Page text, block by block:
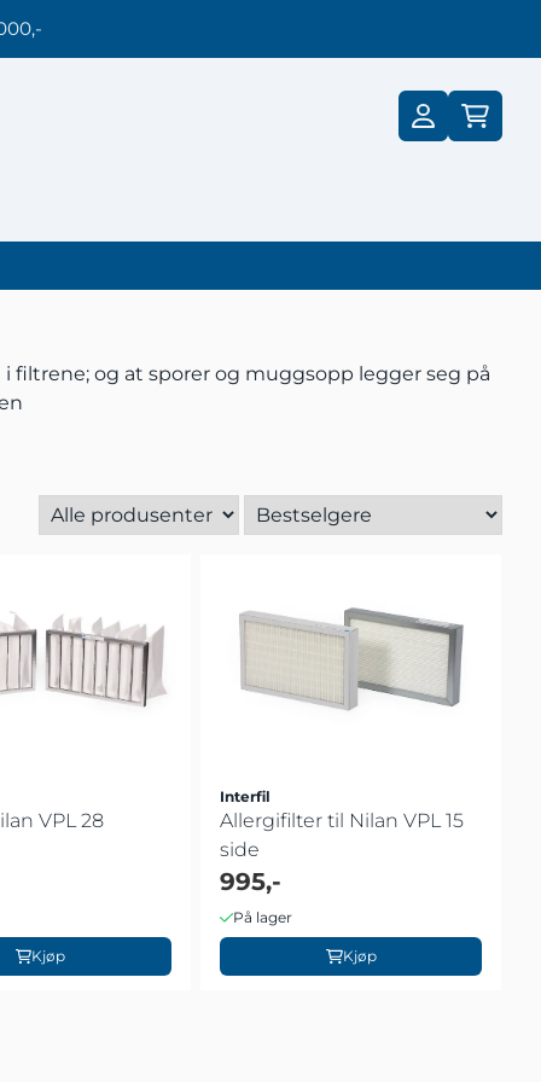
og at sporer og muggsopp legger seg på
VPL 28
Kjøp
Interfil
Allergifilter til Nilan VPL 15
side
995,-
På lager
Kjøp